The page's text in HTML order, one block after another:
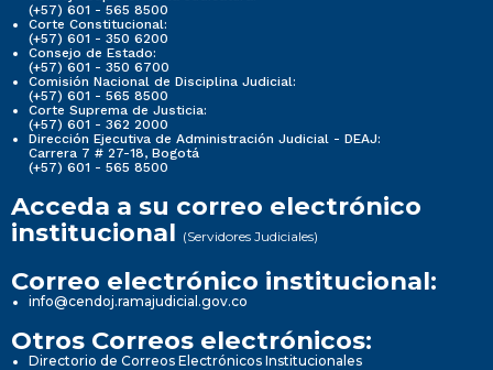
(+57) 601 - 565 8500
Corte Constitucional:
(+57) 601 - 350 6200
Consejo de Estado:
(+57) 601 - 350 6700
Comisión Nacional de Disciplina Judicial:
(+57) 601 - 565 8500
Corte Suprema de Justicia:
(+57) 601 - 362 2000
Dirección Ejecutiva de Administración Judicial - DEAJ:
Carrera 7 # 27-18, Bogotá
(+57) 601 - 565 8500
Acceda a su correo electrónico
institucional (Servidores Judiciales)
Correo electrónico institucional:
info@cendoj.ramajudicial.gov.co
Otros Correos electrónicos:
Directorio de Correos Electrónicos Institucionales